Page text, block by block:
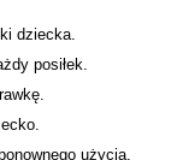
dziecka.
posiłek.
użycia.